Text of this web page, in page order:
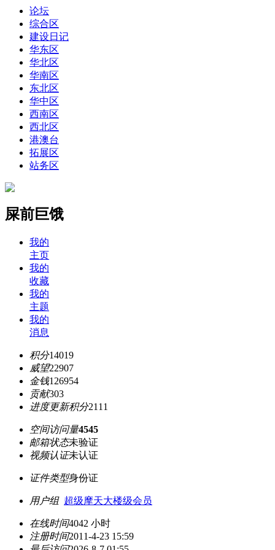
论坛
综合区
建设日记
华东区
华北区
华南区
东北区
华中区
西南区
西北区
港澳台
拓展区
站务区
屎前巨饿
我的
主页
我的
收藏
我的
主题
我的
消息
积分14019
威望22907
金钱126954
贡献303
进度更新积分2111
空间访问量4545
邮箱状态未验证
视频认证未认证
证件类型身份证
用户组 超级摩天大楼级会员
在线时间4042 小时
注册时间2011-4-23 15:59